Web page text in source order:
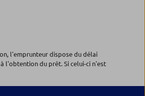
l'emprunteur dispose du délai
l'obtention du prêt. Si celui-ci n'est